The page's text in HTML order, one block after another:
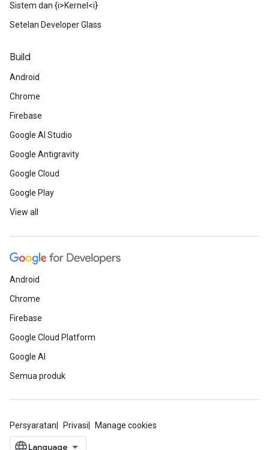
Sistem dan {i>Kernel<i}
Setelan Developer Glass
Build
Android
Chrome
Firebase
Google AI Studio
Google Antigravity
Google Cloud
Google Play
View all
Android
Chrome
Firebase
Google Cloud Platform
Google AI
Semua produk
Persyaratan Privasi Manage cookies